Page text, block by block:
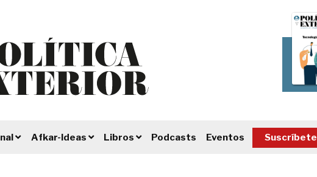
Afkar-Ideas Libros Podcasts Eventos Suscríbete